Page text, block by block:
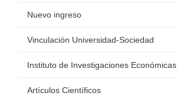
Nuevo ingreso
Vinculación Universidad-Sociedad
Instituto de Investigaciones Económicas
Artículos Científicos